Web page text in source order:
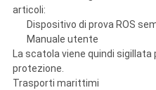
articoli:
Dispositivo di prova ROS
Manuale utente
La scatola viene quindi
protezione.
Trasporti marittimi